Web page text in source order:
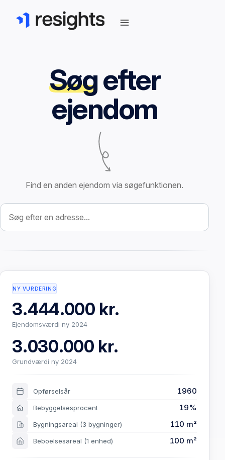
Søgefter
ejendom
Find en anden ejendom via søgefunktionen.
Søg efter ejendom
NY VURDERING
3.444.000 kr.
Ejendomsværdi ny 2024
3.030.000 kr.
Grundværdi ny 2024
Opførselsår 1960
Bebyggelsesprocent 19%
Bygningsareal (3 bygninger) 110 m²
Beboelsesareal (1 enhed) 100 m²